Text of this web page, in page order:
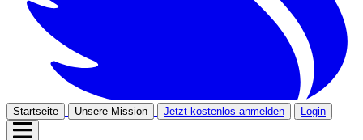
Startseite Unsere Mission Jetzt kostenlos anmelden Login